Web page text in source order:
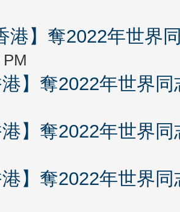
港】奪2022年世界
】奪2022年世界
】奪2022年世界
】奪2022年世界